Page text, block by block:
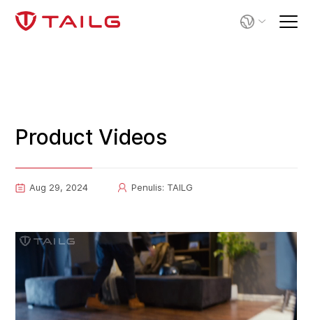
Product Videos
Aug 29, 2024 Penulis: TAILG